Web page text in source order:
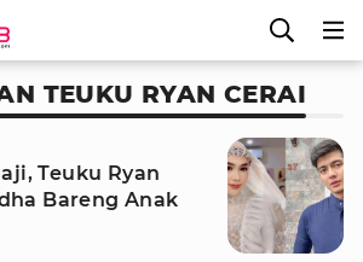
TEUKU RYAN CERAI
Teuku Ryan
Bareng Anak